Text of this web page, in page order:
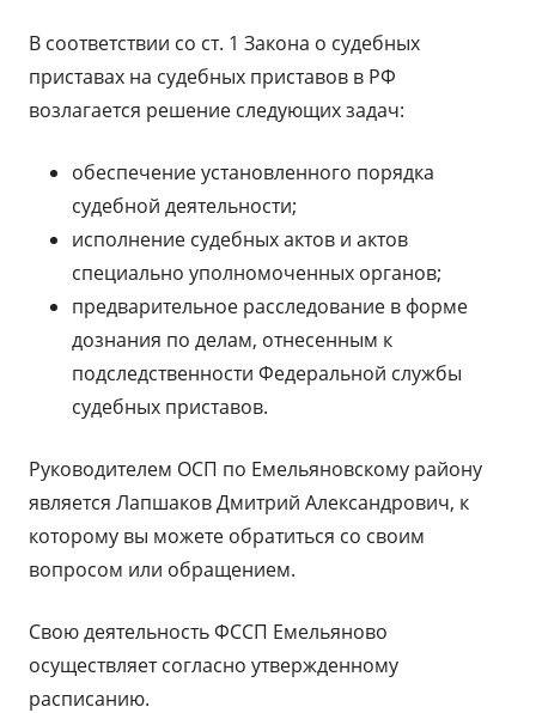
В соответствии со ст. 1 Закона о судебных
приставах на судебных приставов в РФ
возлагается решение следующих задач:
обеспечение установленного порядка
судебной деятельности;
исполнение судебных актов и актов
специально уполномоченных органов;
предварительное расследование в форме
дознания по делам, отнесенным к
подследственности Федеральной службы
судебных приставов.
Руководителем ОСП по Емельяновскому району
является Лапшаков Дмитрий Александрович, к
которому вы можете обратиться со своим
вопросом или обращением.
Свою деятельность ФССП Емельяново
осуществляет согласно утвержденному
расписанию.